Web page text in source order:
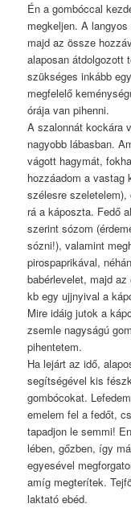
Én a gombóccal
megkeljen. A
majd az össze
alaposan átdolgozott
szükséges inkább
megfelelő
órája van pihenni.
A szalonnát kockára
nagyobb lábasban.
vágott hagymát,
hozzáadom a vastag
szélesre
rá a káposzta. Fedő
szerint sózom
sózni!), valamint
pirospaprikával,
babérlevelet, majd
kb egy ujjnyival a
Mire idáig jutok a
zsemle nagyságú
pihentetem.
Ha lejárt az idő,
segítségével kis
gombócokat.
emelem fel a fedőt,
tapadjon le semmi!
lében, gőzben, így
egyesével
amíg megterítek.
laktató ebéd.